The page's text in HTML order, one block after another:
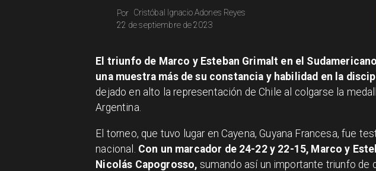
Cristóbal Ignacio Adones Reyes
Por
22 de septiembre de 2023
El triunfo de Marco y Esteban Grimalt en el
una muestra más de su constancia y habilidad en la
dejado en alto la representación de Chile al colgarse la
Argentina.
El torneo, que tuvo lugar en Cayena, Guyana Francesa, fue
nacional. Con un marcador de 24-22 y 22-15, Marco y
Nicolás Capogrosso, sumando así un importante triunfo de